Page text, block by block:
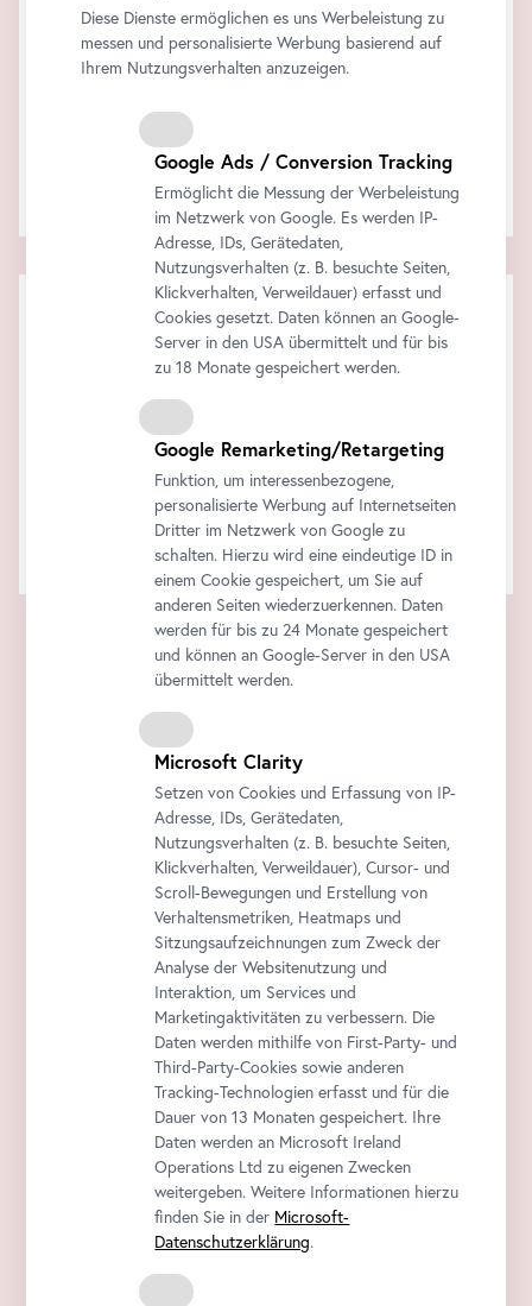
Alle Preise inklusive der gesetzlichen MwSt.
Ihr Warenkorb ist leer..
Diese Dienste ermöglichen es uns Werbeleistung zu
messen und personalisierte Werbung basierend auf
Ihrem Nutzungsverhalten anzuzeigen.
Google Ads / Conversion Tracking
Ermöglicht die Messung der Werbeleistung
im Netzwerk von Google. Es werden IP-
Adresse, IDs, Gerätedaten,
Nutzungsverhalten (z. B. besuchte Seiten,
Klickverhalten, Verweildauer) erfasst und
Cookies gesetzt. Daten können an Google-
Server in den USA übermittelt und für bis
zu 18 Monate gespeichert werden.
Google Remarketing/Retargeting
Funktion, um interessenbezogene,
personalisierte Werbung auf Internetseiten
Dritter im Netzwerk von Google zu
schalten. Hierzu wird eine eindeutige ID in
einem Cookie gespeichert, um Sie auf
anderen Seiten wiederzuerkennen. Daten
werden für bis zu 24 Monate gespeichert
und können an Google-Server in den USA
übermittelt werden.
Microsoft Clarity
Setzen von Cookies und Erfassung von IP-
Adresse, IDs, Gerätedaten,
Nutzungsverhalten (z. B. besuchte Seiten,
Klickverhalten, Verweildauer), Cursor- und
Scroll-Bewegungen und Erstellung von
Verhaltensmetriken, Heatmaps und
Sitzungsaufzeichnungen zum Zweck der
Analyse der Websitenutzung und
Interaktion, um Services und
Marketingaktivitäten zu verbessern. Die
Daten werden mithilfe von First-Party- und
Third-Party-Cookies sowie anderen
Tracking-Technologien erfasst und für die
Dauer von 13 Monaten gespeichert. Ihre
Daten werden an Microsoft Ireland
Operations Ltd zu eigenen Zwecken
weitergeben. Weitere Informationen hierzu
finden Sie in der Microsoft-
Datenschutzerklärung.